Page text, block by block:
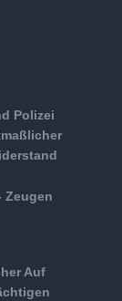
Polizei
Zeugen
Auf